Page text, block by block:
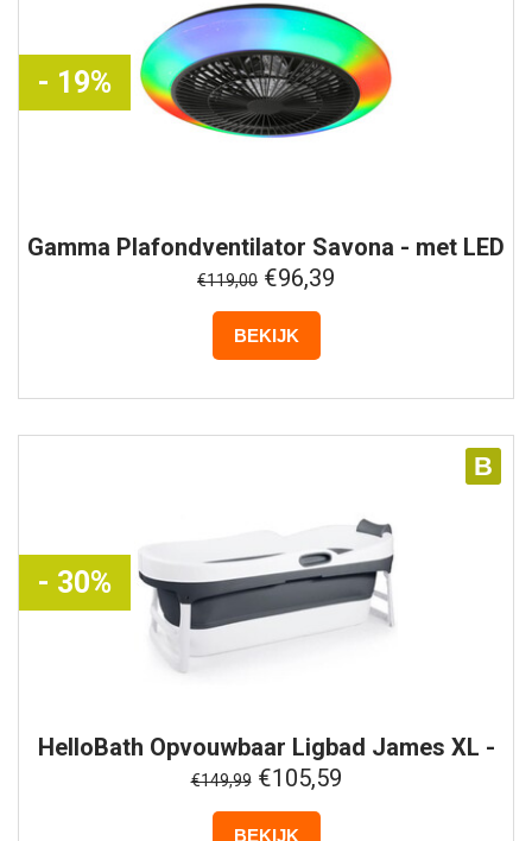
- 19%
Gamma Plafondventilator Savona - met LED
- Zwart
€119,00 €96,39
BEKIJK
B
- 30%
HelloBath Opvouwbaar Ligbad James XL -
Antraciet
€149,99€105,59
BEKIJK